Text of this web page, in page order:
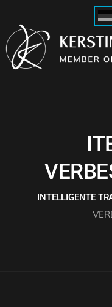
INTELLIGENTE